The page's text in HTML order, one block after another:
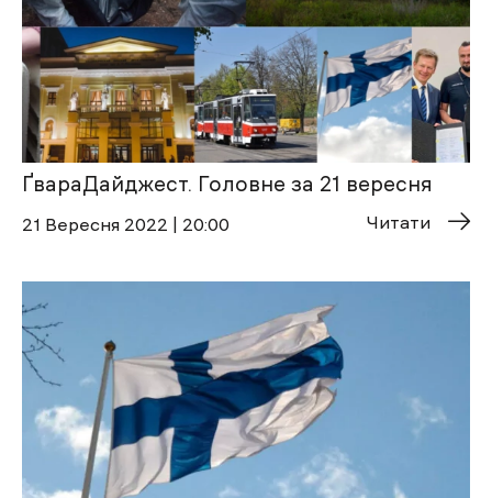
ҐвараДайджест. Головне за 21 вересня
21 Вересня 2022 | 20:00 Читати